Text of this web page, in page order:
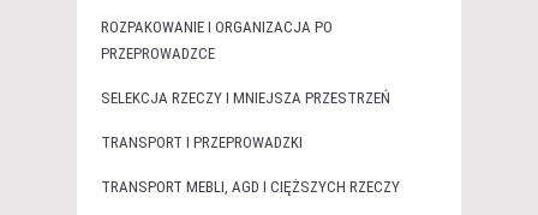
ROZPAKOWANIE I ORGANIZACJA PO
PRZEPROWADZCE
SELEKCJA RZECZY I MNIEJSZA PRZESTRZEŃ
TRANSPORT I PRZEPROWADZKI
TRANSPORT MEBLI, AGD I CIĘŻSZYCH RZECZY